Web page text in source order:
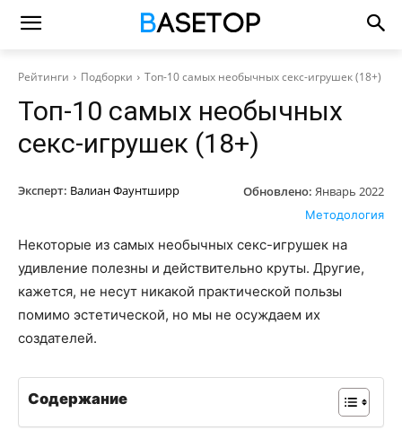
Рейтинги Подборки Топ-10 самых необычных секс-игрушек (18+)
Топ-10 самых необычных
секс-игрушек (18+)
Эксперт: Валиан Фаунтширр Обновлено: Январь 2022
Методология
Некоторые из самых необычных секс-игрушек на
удивление полезны и действительно круты. Другие,
кажется, не несут никакой практической пользы
помимо эстетической, но мы не осуждаем их
создателей.
Содержание